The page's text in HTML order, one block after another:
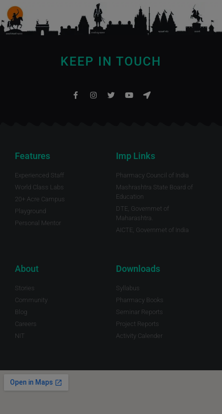
KEEP IN TOUCH
Features
Experienced Staff
World Class Labs
20+ Acre Campus
Playground
Personal Mentor
Imp Links
Pharmacy Council of India
Mashrashtra State Board of
Education
DTE, Governmet of
Maharashtra.
AICTE, Governmet of India
About
Stories
Community
Blog
Careers
NIT
Downloads
Syllabus
Pharmacy Books
Seminar Reports
Project Reports
Activity Calender